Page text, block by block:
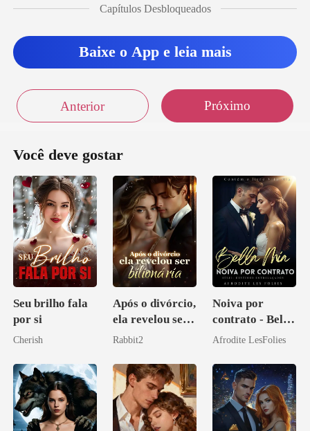
Capítulos Desbloqueados
Baixe o App e leia mais
Anterior Próximo
Você deve gostar
Seu brilho fala
por si
Cherish
Após o divórcio,
ela revelou ser
bilionária
Rabbit2
Noiva por
contrato - Bella
Mia
Afrodite LesFolies